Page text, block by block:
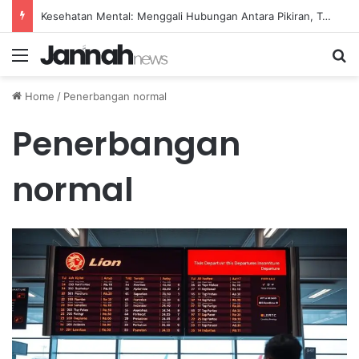
Panduan Makanan Bergizi Seimbang untuk Menjaga Kesehatan Rahim Wanita
Menu
Home / Penerbangan normal
Penerbangan
normal